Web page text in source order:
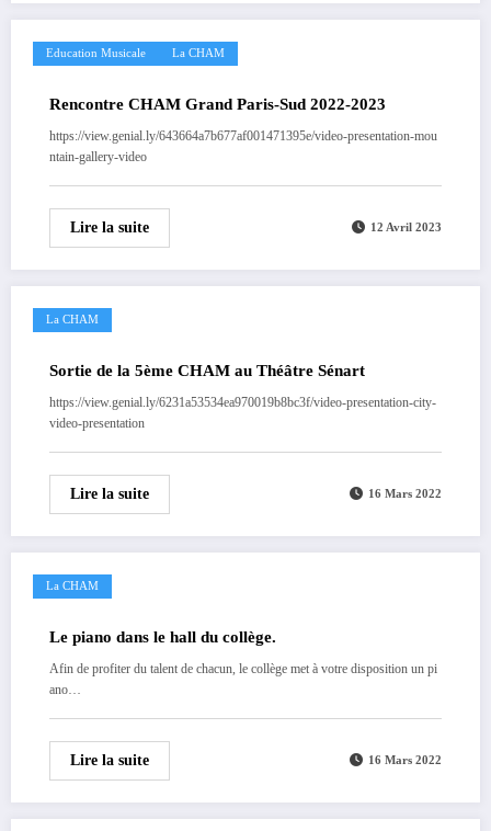
Education Musicale La CHAM
Rencontre CHAM Grand Paris-Sud 2022-2023
https://view.genial.ly/643664a7b677af001471395e/video-presentation-mou
ntain-gallery-video
Lire la suite 12 Avril 2023
La CHAM
Sortie de la 5ème CHAM au Théâtre Sénart
https://view.genial.ly/6231a53534ea970019b8bc3f/video-presentation-city-
video-presentation
Lire la suite 16 Mars 2022
La CHAM
Le piano dans le hall du collège.
Afin de profiter du talent de chacun, le collège met à votre disposition un pi
ano…
Lire la suite 16 Mars 2022